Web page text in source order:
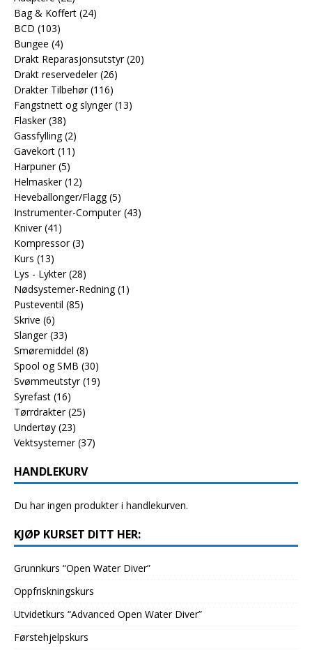
Bag & Koffert (24)
BCD (103)
Bungee (4)
Drakt Reparasjonsutstyr (20)
Drakt reservedeler (26)
Drakter Tilbehør (116)
Fangstnett og slynger (13)
Flasker (38)
Gassfylling (2)
Gavekort (11)
Harpuner (5)
Helmasker (12)
Heveballonger/Flagg (5)
Instrumenter-Computer (43)
Kniver (41)
Kompressor (3)
Kurs (13)
Lys - Lykter (28)
Nødsystemer-Redning (1)
Pusteventil (85)
Skrive (6)
Slanger (33)
Smøremiddel (8)
Spool og SMB (30)
Svømmeutstyr (19)
Syrefast (16)
Tørrdrakter (25)
Undertøy (23)
Vektsystemer (37)
HANDLEKURV
Du har ingen produkter i handlekurven.
KJØP KURSET DITT HER:
Grunnkurs “Open Water Diver”
Oppfriskningskurs
Utvidetkurs “Advanced Open Water Diver”
Førstehjelpskurs